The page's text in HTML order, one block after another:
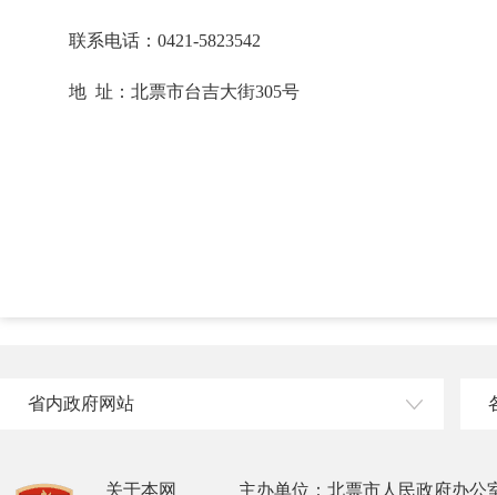
联系电话：0421-5823542
地 址：北票市台吉大街305号
省内政府网站
关于本网
主办单位：北票市人民政府办公